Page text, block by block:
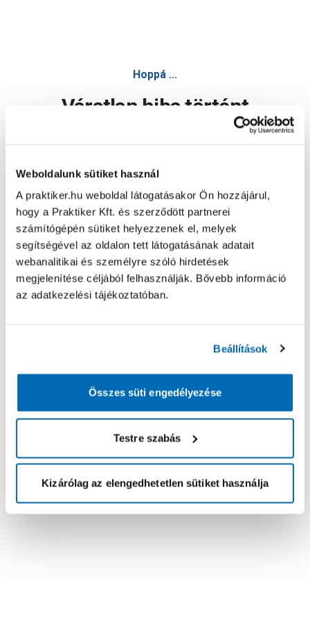
Weboldalunk sütiket használ
A praktiker.hu weboldal látogatásakor Ön hozzájárul,
hogy a Praktiker Kft. és szerződött partnerei
számítógépén sütiket helyezzenek el, melyek
segítségével az oldalon tett látogatásának adatait
webanalitikai és személyre szóló hirdetések
megjelenítése céljából felhasználják. Bővebb információ
az adatkezelési tájékoztatóban.
Beállítások
Összes süti engedélyezése
Testre szabás
Kizárólag az elengedhetetlen sütiket használja
Hoppá ...
Váratlan hiba történt
Oldal újratöltése